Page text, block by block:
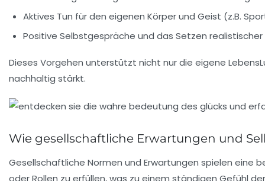
Aktives Tun für den eigenen Körper und Geist (z.B.
Positive Selbstgespräche und das Setzen realistischer
Dieses Vorgehen unterstützt nicht nur die eigene
nachhaltig stärkt.
Wie gesellschaftliche Erwartungen und
Gesellschaftliche Normen und Erwartungen spielen eine
oder Rollen zu erfüllen, was zu einem ständigen Gefühl